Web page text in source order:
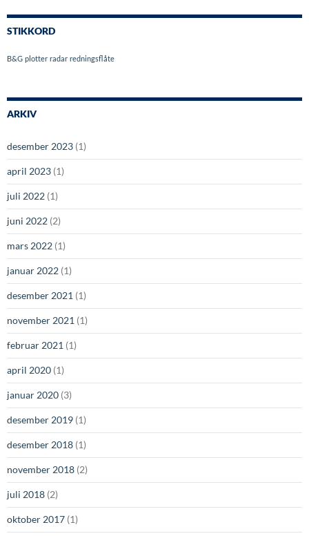
STIKKORD
B&G plotter radar redningsflåte
ARKIV
desember 2023 (1)
april 2023 (1)
juli 2022 (1)
juni 2022 (2)
mars 2022 (1)
januar 2022 (1)
desember 2021 (1)
november 2021 (1)
februar 2021 (1)
april 2020 (1)
januar 2020 (3)
desember 2019 (1)
desember 2018 (1)
november 2018 (2)
juli 2018 (2)
oktober 2017 (1)